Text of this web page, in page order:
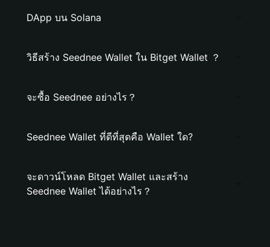
DApp บน Solana
วิธีสร้าง Seednee Wallet ใน Bitget Wallet ？
จะซื้อ Seednee อย่างไร？
Seednee Wallet ที่ดีที่สุดคือ Wallet ใด?
จะดาวน์โหลด Bitget Wallet และสร้าง
Seednee Wallet ได้อย่างไร？